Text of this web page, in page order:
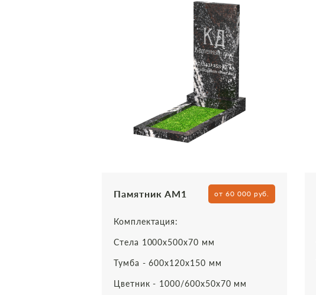
Памятник АМ1 от 60 000 руб.
Комплектация:
Стела 1000х500х70 мм
Тумба - 600х120х150 мм
Цветник - 1000/600х50х70 мм